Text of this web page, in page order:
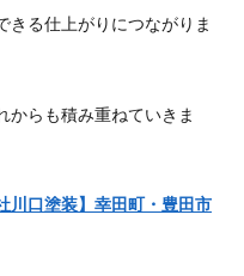
きる仕上がりにつながりま
からも積み重ねていきま
川口塗装】幸田町・豊田市